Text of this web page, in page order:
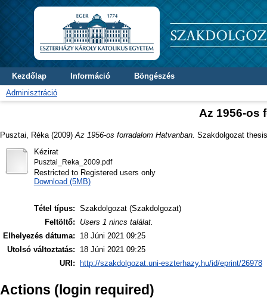
Kezdőlap Információ
Böngészés
Adminisztráció
Az 1956-os
Pusztai, Réka (2009) Az 1956-os forradalom Hatvanban. Szakdolgozat
Kézirat
Pusztai_Reka_2009.pdf
Restricted to Registered users only
Download (5MB)
Tétel típus: Szakdolgozat (Szakdolgozat)
Feltöltő:
Users 1 nincs találat.
Elhelyezés dátuma:
18 Júni 2021 09:25
Utolsó változtatás:
18 Júni 2021 09:25
URI:
http://szakdolgozat.uni-eszterhazy.hu/id/eprint/26978
Actions (login required)